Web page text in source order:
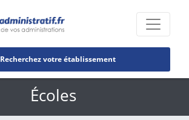
Recherchez votre établissement
Écoles